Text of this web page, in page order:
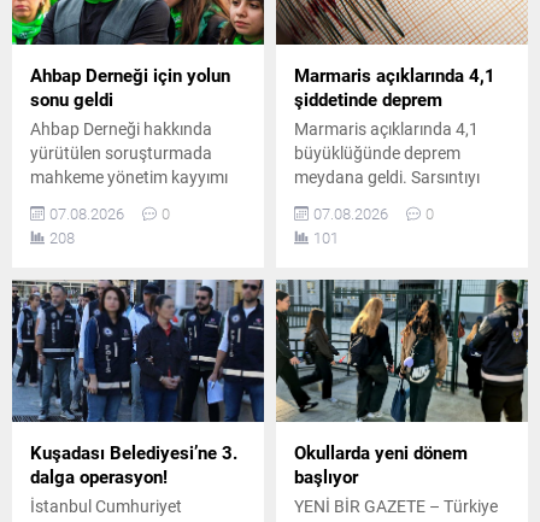
Ahbap Derneği için yolun
sonu geldi
Ahbap Derneği hakkında
yürütülen soruşturmada
mahkeme yönetim kayyımı
atanmasına karar verdi.
Başsavcılık, derneğin
faaliyetlerinin
feshedilmesini talep ederken
soruşturma dört başlıkta
sürüyor.
07.08.2026
0
208
Marmaris açıklarında 4,1
şiddetinde deprem
Marmaris açıklarında 4,1
büyüklüğünde deprem
meydana geldi. Sarsıntıyı
hisseden bölge halkı kısa
süreli panik yaşarken, AFAD
tarafından yapılan ilk
olumsuzluğa rastlanmadığı
açıklandı.
07.08.2026
0
101
Kuşadası Belediyesi’ne 3.
dalga operasyon!
İstanbul Cumhuriyet
Okullarda yeni dönem
başlıyor
YENİ BİR GAZETE – Türkiye